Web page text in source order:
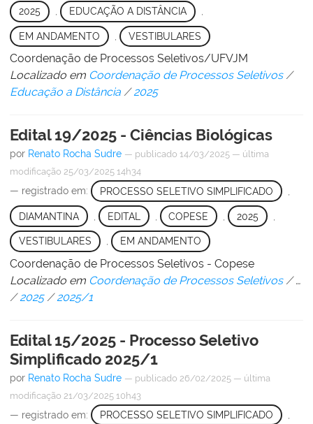
2025 , EDUCAÇÃO A DISTÂNCIA ,
EM ANDAMENTO VESTIBULARES
Coordenação de Processos Seletivos/UFVJM
Localizado em Coordenação de Processos Seletivos /
Educação a Distância /2025
Edital 19/2025 - Ciências Biológicas
por Renato Rocha Sudre — publicado 14/03/2025 — última
modificação 25/03/2025 14h34
— registrado em: PROCESSO SELETIVO SIMPLIFICADO
DIAMANTINA EDITAL COPESE , 2025
VESTIBULARES , EM ANDAMENTO
Coordenação de Processos Seletivos - Copese
Localizado em Coordenação de Processos Seletivos /…
/2025 /2025/1
Edital 15/2025 - Processo Seletivo
Simplificado 2025/1
por Renato Rocha Sudre — publicado 26/02/2025 — última
modificação 21/03/2025 10h43
— registrado em: PROCESSO SELETIVO SIMPLIFICADO